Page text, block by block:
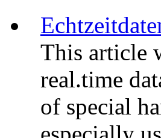
This article
real.time
of special